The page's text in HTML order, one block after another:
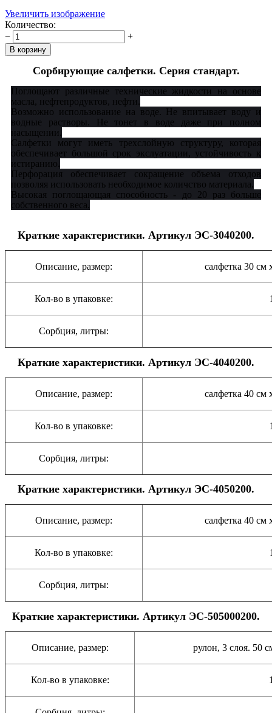
Увеличить изображение
Количество:
−
+
Сорбирующие салфетки. Серия стандарт.
Поглощают различные технические жидкости на основе
масла, нефтепродуктов, нефти.
Возможно использование на воде. Не впитывает воду и
водные растворы. Не тонет в воде даже при полном
насыщении.
Салфетки могут иметь трехслойную структуру, которая
обеспечивает большой срок экслуатации, устойчивость к
истиранию.
Перфорация обеспечивает сокращение объема отходов
позволяя использовать необходимое количство материала.
Высокая поглощающая способность - до 20 раз больше
собственного веса.
Краткие характеристики. Артикул ЭС-3040200.
Описание, размер: салфетка 30 см
Кол-во в упаковке:
Сорбция, литры:
Краткие характеристики. Артикул ЭС-4040200.
Описание, размер: салфетка 40 см
Кол-во в упаковке:
Сорбция, литры:
Краткие характеристики. Артикул ЭС-4050200.
Описание, размер: салфетка 40 см
Кол-во в упаковке:
Сорбция, литры:
Краткие характеристики. Артикул ЭС-505000200.
Описание, размер: рулон, 3 слоя. 50
Кол-во в упаковке: